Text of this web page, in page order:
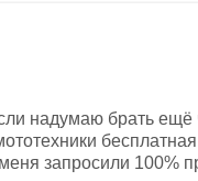
надумаю брать ещё
запросили 100%